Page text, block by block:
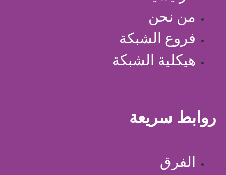
من نحن
فروع الشبكة
هيكلية الشبكة
روابط سريعة
الفرق